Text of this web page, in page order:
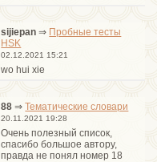
sijiepan ⇒ Пробные тесты
HSK
02.12.2021 15:21
wo hui xie
88 ⇒Тематические словари
20.11.2021 19:28
Очень полезный список,
спасибо большое автору,
правда не понял номер 18